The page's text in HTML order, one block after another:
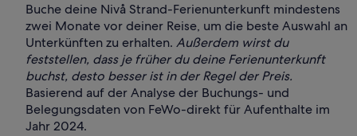
Buche deine Nivå Strand-Ferienunterkunft mindestens
zwei Monate vor deiner Reise, um die beste Auswahl an
Unterkünften zu erhalten. Außerdem wirst du
feststellen, dass je früher du deine Ferienunterkunft
buchst, desto besser ist in der Regel der Preis.
Basierend auf der Analyse der Buchungs- und
Belegungsdaten von FeWo-direkt für Aufenthalte im
Jahr 2024.